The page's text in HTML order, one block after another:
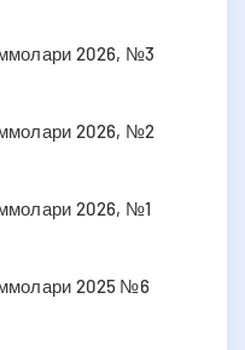
2026, №3
2026, №2
2026, №1
2025 №6